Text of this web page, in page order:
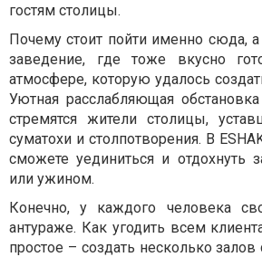
гостям столицы.
Почему стоит пойти именно сюда,
заведение, где тоже вкусно
атмосфере, которую удалось
Уютная расслабляющая
стремятся жители столицы,
суматохи и столпотворения. В
сможете уединиться и отдохнуть
или ужином.
Конечно, у каждого человека
антураже. Как угодить всем
простое – создать несколько залов